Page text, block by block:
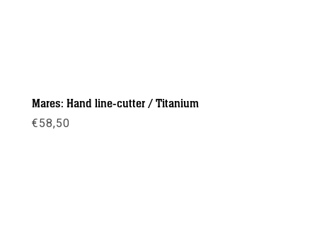
Mares: Hand line-cutter / Titanium
€58,50